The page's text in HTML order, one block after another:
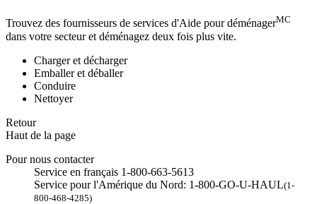
Trouvez des fournisseurs de services d'Aide pour déménagerMC
dans votre secteur et déménagez deux fois plus vite.
Charger et décharger
Emballer et déballer
Conduire
Nettoyer
Retour
Haut de la page
Pour nous contacter
Service en français 1-800-663-5613
Service pour l'Amérique du Nord: 1-800-GO-U-HAUL(1-
800-468-4285)